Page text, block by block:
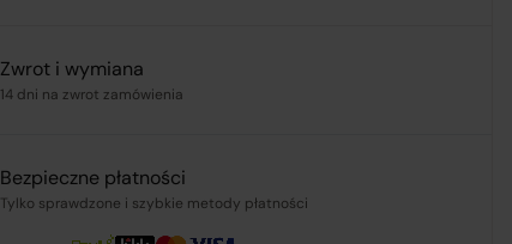
Zwrot i wymiana
14 dni na zwrot zamówienia
Bezpieczne płatności
Tylko sprawdzone i szybkie metody płatności